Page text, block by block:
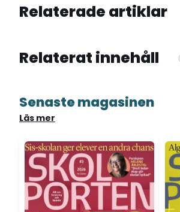
Relaterade artiklar
Relaterat innehåll
Senaste magasinen
Läs mer